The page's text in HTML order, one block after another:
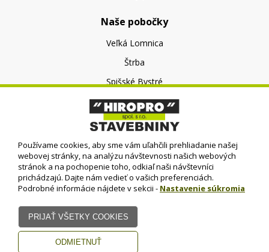
Naše pobočky
Veľká Lomnica
Štrba
Spišské Bystré
O nás
O spoločnosti
Kontakt
© HIROPRO, spol. s r.o.
Používame cookies, aby sme vám uľahčili prehliadanie našej
webovej stránky, na analýzu návštevnosti našich webových
stránok a na pochopenie toho, odkiaľ naši návštevníci
prichádzajú. Dajte nám vedieť o vašich preferenciách.
Podrobné informácie nájdete v sekcii - Nastavenie súkromia